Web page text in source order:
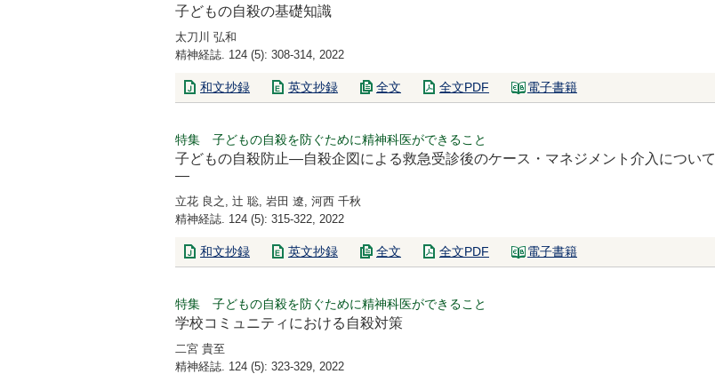
子どもの自殺の基礎知識
太刀川 弘和
精神経誌. 124 (5): 308-314, 2022
和文抄録 英文抄録 全文 全文PDF 電子書籍
特集 子どもの自殺を防ぐために精神科医ができること
子どもの自殺防止―自殺企図による救急受診後のケース・マネジメント介入について
―
立花 良之, 辻 聡, 岩田 遼, 河西 千秋
精神経誌. 124 (5): 315-322, 2022
和文抄録 英文抄録 全文 全文PDF 電子書籍
特集 子どもの自殺を防ぐために精神科医ができること
学校コミュニティにおける自殺対策
二宮 貴至
精神経誌. 124 (5): 323-329, 2022